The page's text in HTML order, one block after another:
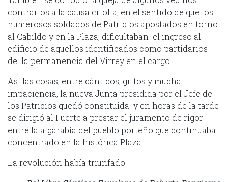
contrarios a la causa criolla, en el sentido de que los
numerosos soldados de Patricios apostados en torno
al Cabildo y en la Plaza, dificultaban el ingreso al
edificio de aquellos identificados como partidarios
de la permanencia del Virrey en el cargo.
Así las cosas, entre cánticos, gritos y mucha
impaciencia, la nueva Junta presidida por el Jefe de
los Patricios quedó constituida y en horas de la tarde
se dirigió al Fuerte a prestar el juramento de rigor
entre la algarabía del pueblo porteño que continuaba
concentrado en la histórica Plaza.
La revolución había triunfado.